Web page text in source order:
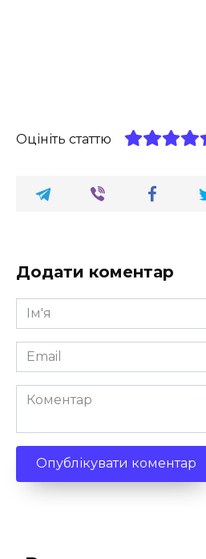
Оцініть статтю
Додати коментар
Ім'я
*
Email
*
Коментар